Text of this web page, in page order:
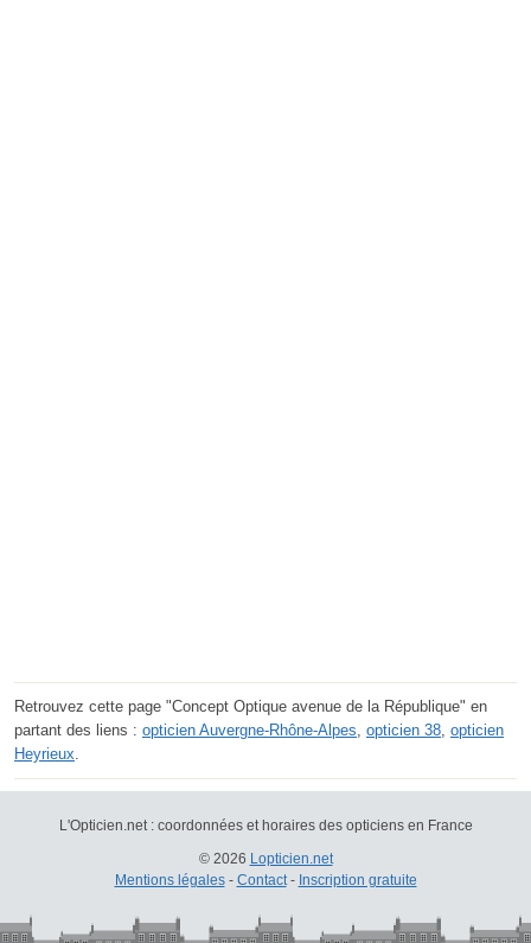
Retrouvez cette page "Concept Optique avenue de la République" en
partant des liens : opticien Auvergne-Rhône-Alpes, opticien 38, opticien
Heyrieux.
L'Opticien.net : coordonnées et horaires des opticiens en France
© 2026 Lopticien.net
Mentions légales- Contact- Inscription gratuite